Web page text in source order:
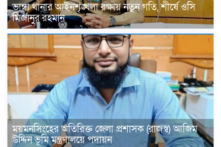
ভাঙ্গা থানার আইনশৃঙ্খলা রক্ষায় নতুন গতি, শীর্ষে ওসি
মিজানুর রহমান
ময়মনসিংহের অতিরিক্ত জেলা প্রশাসক (রাজস্ব) আজিম
উদ্দিন ভূমি মন্ত্রণালয়ে পদায়ন